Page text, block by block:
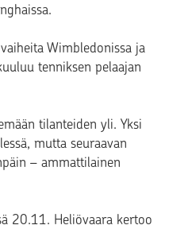
Wimbledonissa ja
tenniksen pelaajan
tilanteiden yli. Yksi
mutta seuraavan
– ammattilainen
20.11. Heliövaara kertoo